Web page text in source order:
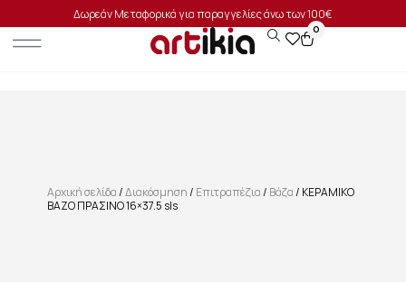
Δωρεάν Μεταφορικά για παραγγελίες άνω των 100€
0
Αρχική σελίδα/Διακόσμηση/ Επιτραπέζια/ Βάζα/ ΚΕΡΑΜΙΚΟ
ΒΑΖΟ ΠΡΑΣΙΝΟ 16×37.5 sls